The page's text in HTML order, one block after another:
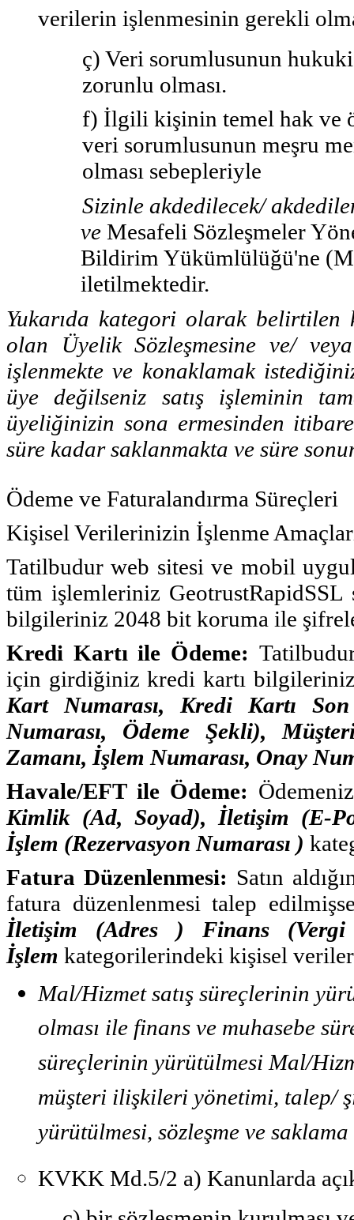
verilerin işlenmesinin gerekli
ç) Veri sorumlusunun
zorunlu olması.
f) İlgili kişinin temel hak ve
veri sorumlusunun meşru
olması sebepleriyle
Sizinle akdedilecek/
veMesafeli Sözleşmeler
Bildirim Yükümlülüğü'ne
iletilmektedir.
Yukarıda kategori olarak belirtilen
olan Üyelik Sözleşmesine ve/
işlenmekte ve konaklamak
üye değilseniz satış işleminin
üyeliğinizin sona ermesinden
süre kadar saklanmakta ve süre
Ödeme ve Faturalandırma Süreçleri
Kişisel Verilerinizin İşlenme
Tatilbudur web sitesi ve mobil
tüm işlemleriniz GeotrustRapidSSL
bilgileriniz 2048 bit koruma ile
Kredi Kartı ile Ödeme:
için girdiğiniz kredi kartı
Kart Numarası, Kredi Kartı
Numarası, Ödeme Şekli),
Zamanı, İşlem Numarası, Onay
Havale/EFT ile Ödeme:
Kimlik (Ad, Soyad), İletişim (E-
İşlem (Rezervasyon Numarası )
Fatura Düzenlenmesi: Satın
fatura düzenlenmesi talep
İletişim (Adres ) Finans
İşlem kategorilerindeki kişisel
Mal/Hizmet satış süreçlerinin
olması ile finans ve muhasebe
süreçlerinin yürütülmesi Mal/
müşteri ilişkileri yönetimi, talep/
yürütülmesi, sözleşme ve
KVKK Md.5/2 a) Kanunlarda